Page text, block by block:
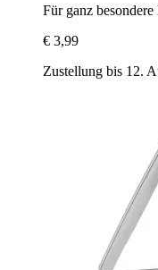
Für ganz
€ 3,99
Zustellung bis 12.